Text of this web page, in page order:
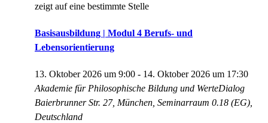
Basisausbildung | Modul 4 Berufs- und
Lebensorientierung
13. Oktober 2026 um 9:00 - 14. Oktober 2026 um 17:30
Akademie für Philosophische Bildung und WerteDialog
Baierbrunner Str. 27, München, Seminarraum 0.18 (EG),
Deutschland